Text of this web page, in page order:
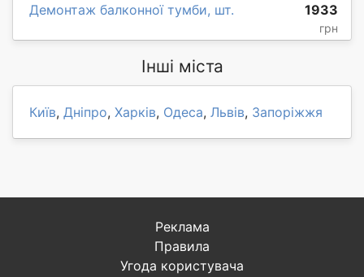
Демонтаж балконної тумби, шт. 1933
грн
Інші міста
Київ, Дніпро, Харків, Одеса, Львів, Запоріжжя
Реклама
Правила
Угода користувача